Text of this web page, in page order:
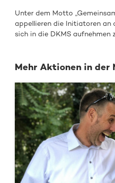
Unter dem Motto
appellieren die Initiatoren an
sich in die DKMS aufnehmen
Mehr Aktionen in der